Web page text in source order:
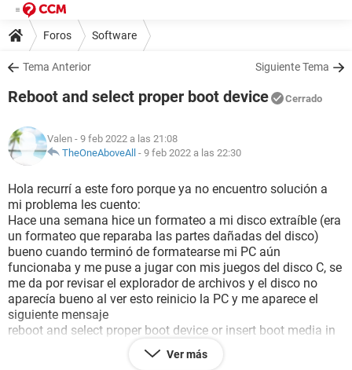
Foros Software
Tema Anterior Siguiente Tema
Reboot and select proper boot device Cerrado
Valen - 9 feb 2022 a las 21:08
TheOneAboveAll - 9 feb 2022 a las 22:30
Hola recurrí a este foro porque ya no encuentro solución a
mi problema les cuento:
Hace una semana hice un formateo a mi disco extraíble (era
un formateo que reparaba las partes dañadas del disco)
bueno cuando terminó de formatearse mi PC aún
funcionaba y me puse a jugar con mis juegos del disco C, se
me da por revisar el explorador de archivos y el disco no
aparecía bueno al ver esto reinicio la PC y me aparece el
siguiente mensaje
reboot and select proper boot device or insert boot media in
selected booy device and press a key
Y ya nose que hacer he revisado la bios y aparece mi disco C
Ver más